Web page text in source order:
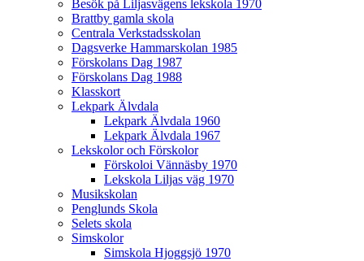
Besök på Liljasvägens lekskola 1970
Brattby gamla skola
Centrala Verkstadsskolan
Dagsverke Hammarskolan 1985
Förskolans Dag 1987
Förskolans Dag 1988
Klasskort
Lekpark Älvdala
Lekpark Älvdala 1960
Lekpark Älvdala 1967
Lekskolor och Förskolor
Förskoloi Vännäsby 1970
Lekskola Liljas väg 1970
Musikskolan
Penglunds Skola
Selets skola
Simskolor
Simskola Hjoggsjö 1970